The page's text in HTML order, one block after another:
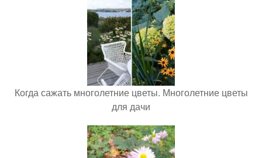
Когда сажать многолетние цветы. Многолетние цветы
для дачи